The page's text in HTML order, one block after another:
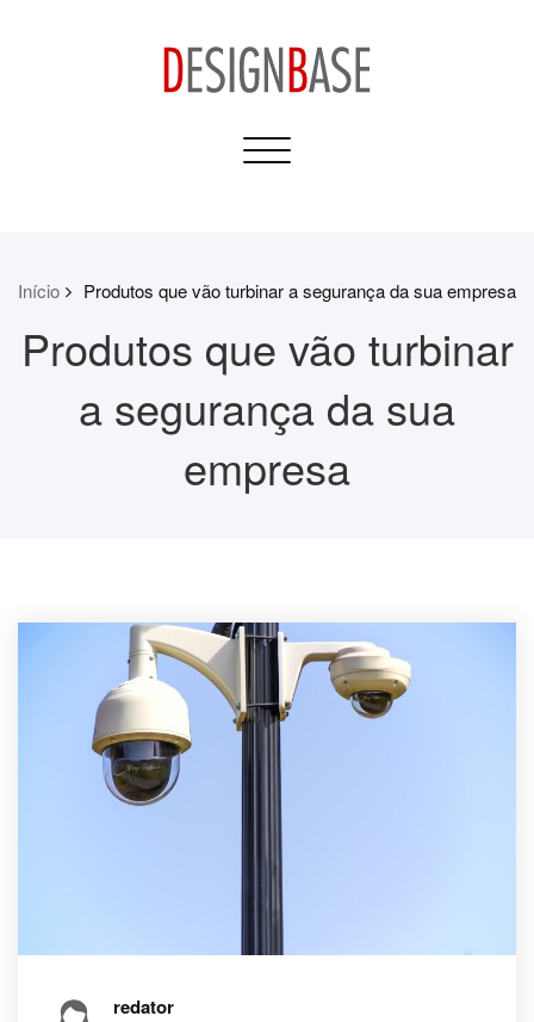
Toggle
Início Produtos que vão turbinar a segurança da sua empresa
Produtos que vão turbinar
a segurança da sua
empresa
redator